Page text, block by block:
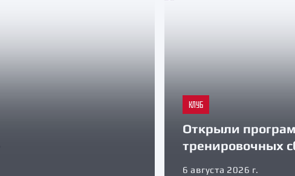
КЛУБ
Открыли
тренировочных
6 августа 2026 г.